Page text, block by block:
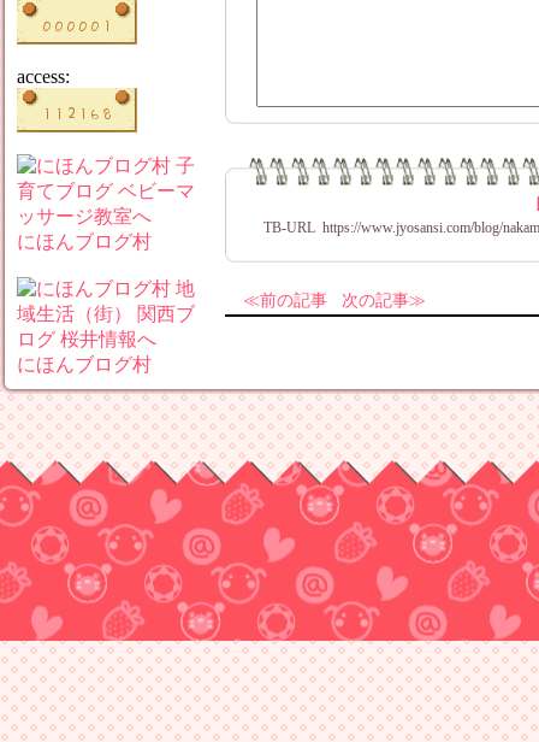
TB-URL https://www.jyosansi.com/blog/
前の記事 次の記事
access:
にほんブログ村
にほんブログ村